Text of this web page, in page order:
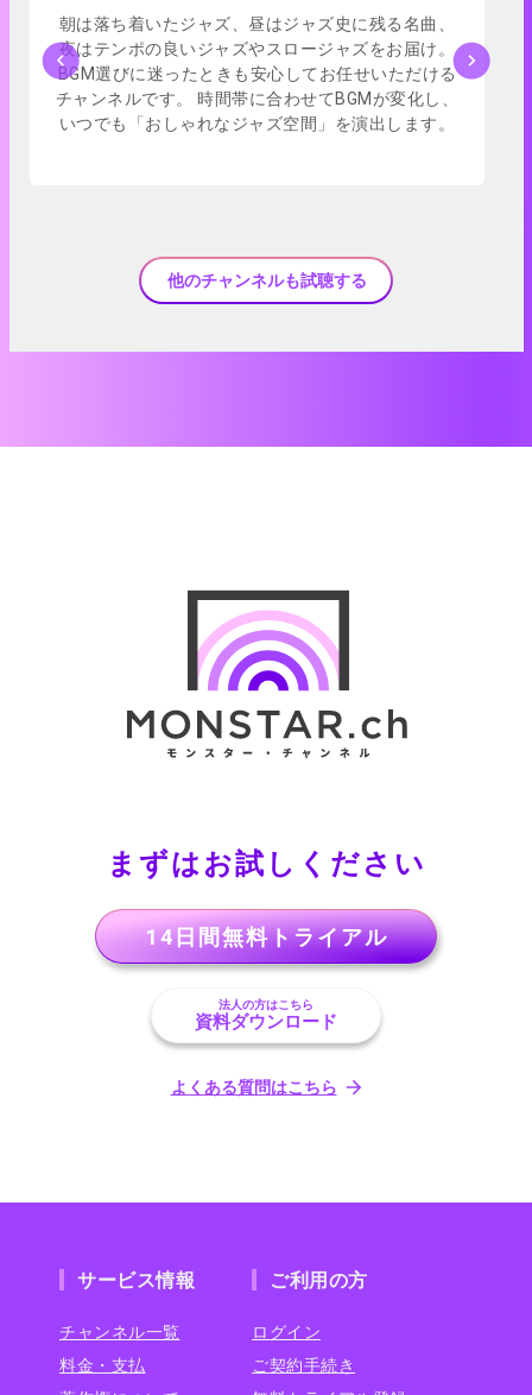
朝は落ち着いたジャズ、昼はジャズ史に残る名曲、
夜はテンポの良いジャズやスロージャズをお届け。
BGM選びに迷ったときも安心してお任せいただける
チャンネルです。 時間帯に合わせてBGMが変化し、
いつでも「おしゃれなジャズ空間」を演出します。
他のチャンネルも試聴する
まずはお試しください
14日間無料トライアル
法人の方はこちら
資料ダウンロード
よくある質問はこちら
サービス情報
チャンネル一覧
料金・支払
ご利用の方
ログイン
ご契約手続き